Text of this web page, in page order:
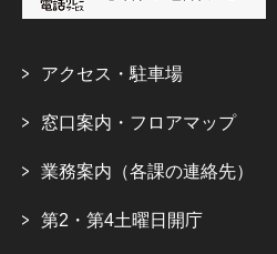
アクセス・駐車場
窓口案内・フロアマップ
業務案内（各課の連絡先）
第2・第4土曜日開庁